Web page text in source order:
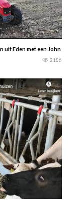
uit Eden met een John Deere
2186